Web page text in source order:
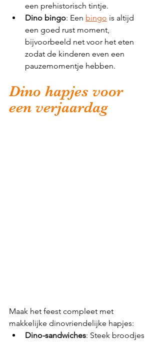
een prehistorisch tintje.
Dino bingo: Een bingo is altijd
een goed rust moment,
bijvoorbeeld net voor het eten
zodat de kinderen even een
pauzemomentje hebben.
Dino hapjes voor
een verjaardag
Maak het feest compleet met
makkelijke dinovriendelijke hapjes:
Dino-sandwiches: Steek broodjes